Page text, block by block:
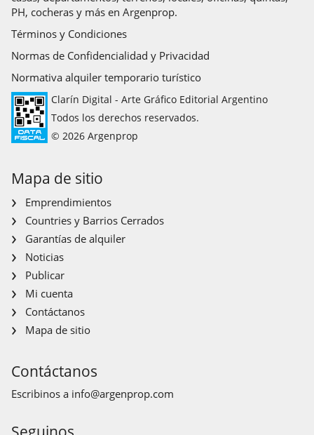
PH, cocheras y más en Argenprop.
Términos y Condiciones
Normas de Confidencialidad y Privacidad
Normativa alquiler temporario turístico
Clarín Digital - Arte Gráfico Editorial Argentino
Todos los derechos reservados.
© 2026 Argenprop
Mapa de sitio
Emprendimientos
Countries y Barrios Cerrados
Garantías de alquiler
Noticias
Publicar
Mi cuenta
Contáctanos
Mapa de sitio
Contáctanos
Escribinos a info@argenprop.com